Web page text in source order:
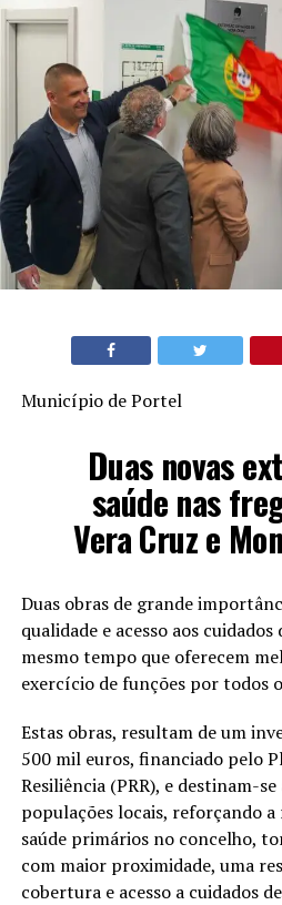
Município de Portel
Duas novas
saúde nas
Vera Cruz e
Duas obras de grande
qualidade e acesso aos
mesmo tempo que oferecem
exercício de funções por todos
Estas obras, resultam de um
500 mil euros, financiado pelo
Resiliência (PRR), e destinam-
populações locais, reforçando a
saúde primários no concelho,
com maior proximidade, uma
cobertura e acesso a cuidados